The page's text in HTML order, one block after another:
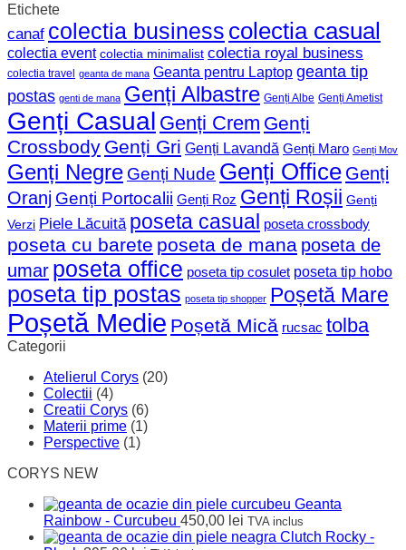
Etichete
canaf colectia business colectia casual
colectia event colectia minimalist colectia royal business
colectia travel geanta de mana Geanta pentru Laptop geanta tip
postas genti de mana Genți Albastre Genți Albe Genți Ametist
Genți Casual Genți Crem Genți
Crossbody Genți Gri Genți Lavandă Genți Maro Genți Mov
Genți Negre Genți Nude Genți Office Genți
Oranj Genți Portocalii Genți Roz Genți Roșii Genți
Verzi Piele Lăcuită poseta casual poseta crossbody
poseta cu barete poseta de mana poseta de
umar poseta office poseta tip cosulet poseta tip hobo
poseta tip postas poseta tip shopper Poșetă Mare
Poșetă Medie Poșetă Mică rucsac tolba
Categorii
Atelierul Corys (20)
Colectii (4)
Creatii Corys (6)
Materii prime (1)
Perspective (1)
CORYS NEW
Geanta
Rainbow - Curcubeu 450,00 lei TVA inclus
Clutch Rocky -